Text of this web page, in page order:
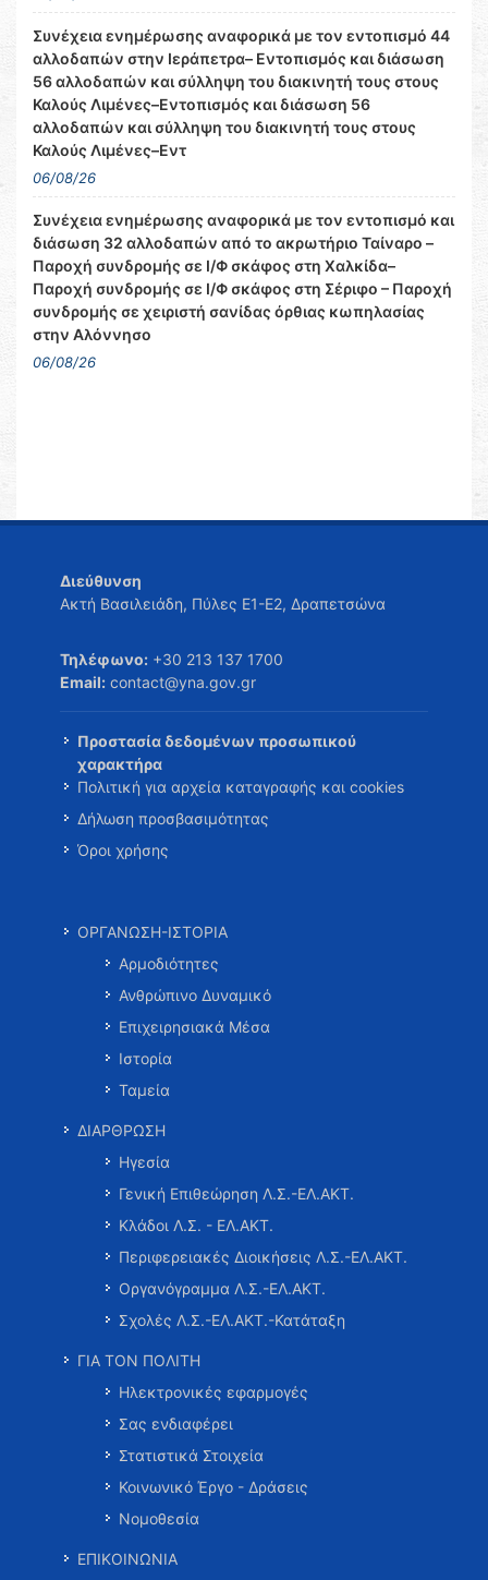
Συνέχεια ενημέρωσης αναφορικά με τον εντοπισμό 44
αλλοδαπών στην Ιεράπετρα– Εντοπισμός και διάσωση
56 αλλοδαπών και σύλληψη του διακινητή τους στους
Καλούς Λιμένες–Εντοπισμός και διάσωση 56
αλλοδαπών και σύλληψη του διακινητή τους στους
Καλούς Λιμένες–Εντ
06/08/26
Συνέχεια ενημέρωσης αναφορικά με τον εντοπισμό και
διάσωση 32 αλλοδαπών από το ακρωτήριο Ταίναρο –
Παροχή συνδρομής σε Ι/Φ σκάφος στη Χαλκίδα–
Παροχή συνδρομής σε Ι/Φ σκάφος στη Σέριφο – Παροχή
συνδρομής σε χειριστή σανίδας όρθιας κωπηλασίας
στην Αλόννησο
06/08/26
Διεύθυνση
Ακτή Βασιλειάδη, Πύλες Ε1-Ε2, Δραπετσώνα
Τηλέφωνο: +30 213 137 1700
Email: contact@yna.gov.gr
Προστασία δεδομένων προσωπικού
χαρακτήρα
Πολιτική για αρχεία καταγραφής και cookies
Δήλωση προσβασιμότητας
Όροι χρήσης
ΟΡΓΑΝΩΣΗ-ΙΣΤΟΡΙΑ
Αρμοδιότητες
Ανθρώπινο Δυναμικό
Επιχειρησιακά Μέσα
Ιστορία
Ταμεία
ΔΙΑΡΘΡΩΣΗ
Ηγεσία
Γενική Επιθεώρηση Λ.Σ.-ΕΛ.ΑΚΤ.
Κλάδοι Λ.Σ. - ΕΛ.ΑΚΤ.
Περιφερειακές Διοικήσεις Λ.Σ.-ΕΛ.ΑΚΤ.
Οργανόγραμμα Λ.Σ.-ΕΛ.ΑΚΤ.
Σχολές Λ.Σ.-ΕΛ.ΑΚΤ.-Κατάταξη
ΓΙΑ ΤΟΝ ΠΟΛΙΤΗ
Ηλεκτρονικές εφαρμογές
Σας ενδιαφέρει
Στατιστικά Στοιχεία
Κοινωνικό Έργο - Δράσεις
Νομοθεσία
ΕΠΙΚΟΙΝΩΝΙΑ